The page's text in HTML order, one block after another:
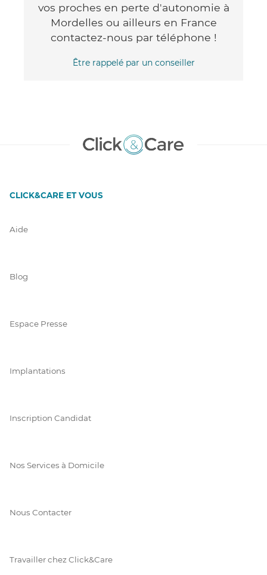
vos proches en perte d'autonomie à
Mordelles ou ailleurs en France
contactez-nous par téléphone !
Être rappelé par un conseiller
CLICK&CARE ET VOUS
Aide
Blog
Espace Presse
Implantations
Inscription Candidat
Nos Services à Domicile
Nous Contacter
Travailler chez Click&Care